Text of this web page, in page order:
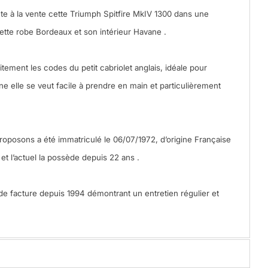
à la vente cette Triumph Spitfire MkIV 1300 dans une
robe Bordeaux et son intérieur Havane .
les codes du petit cabriolet anglais, idéale pour
elle se veut facile à prendre en main et particulièrement
a été immatriculé le 06/07/1972, d’origine Française
l’actuel la possède depuis 22 ans .
facture depuis 1994 démontrant un entretien régulier et